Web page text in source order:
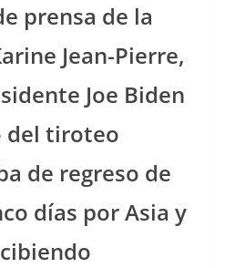
prensa de la
Jean-Pierre,
Joe Biden
del tiroteo
de regreso de
días por Asia y